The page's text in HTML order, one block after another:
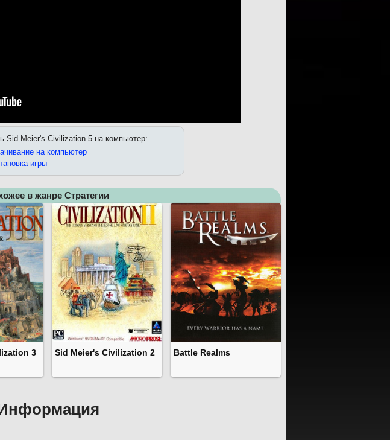
Sid Meier's Civilization 5 на компьютер:
на компьютер
игры
в жанре Стратегии
3 Sid Meier's Civilization 2 Battle Realms